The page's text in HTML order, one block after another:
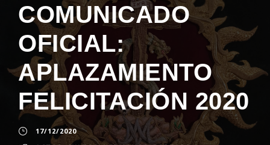
COMUNICADO
OFICIAL:
APLAZAMIENTO
FELICITACIÓN 2020
17/12/2020